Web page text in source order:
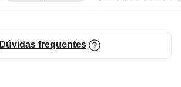
Dúvidas frequentes